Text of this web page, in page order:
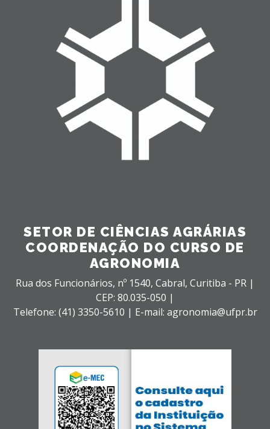
SETOR DE CIÊNCIAS AGRÁRIAS
COORDENAÇÃO DO CURSO DE
AGRONOMIA
Rua dos Funcionários, nº 1540, Cabral, Curitiba - PR |
CEP: 80.035-050 |
Telefone: (41) 3350-5610 | E-mail: agronomia@ufpr.br